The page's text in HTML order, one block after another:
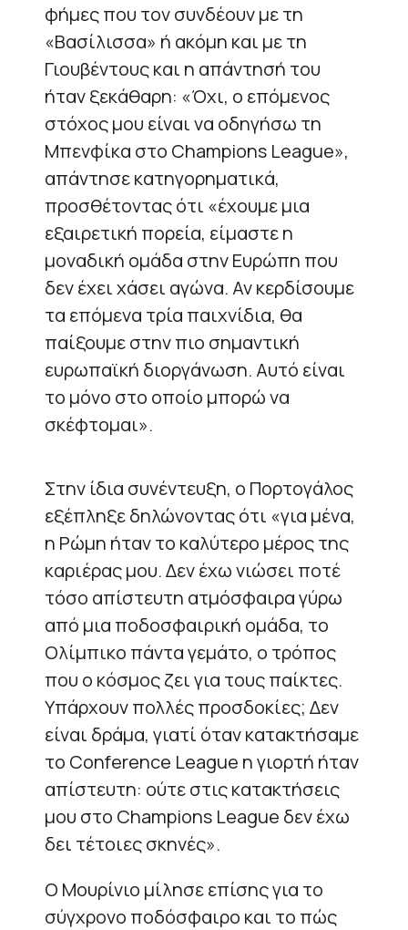
φήμες που τον συνδέουν με τη
«Βασίλισσα» ή ακόμη και με τη
Γιουβέντους και η απάντησή του
ήταν ξεκάθαρη: «Όχι, ο επόμενος
στόχος μου είναι να οδηγήσω τη
Μπενφίκα στο Champions League»,
απάντησε κατηγορηματικά,
προσθέτοντας ότι «έχουμε μια
εξαιρετική πορεία, είμαστε η
μοναδική ομάδα στην Ευρώπη που
δεν έχει χάσει αγώνα. Αν κερδίσουμε
τα επόμενα τρία παιχνίδια, θα
παίξουμε στην πιο σημαντική
ευρωπαϊκή διοργάνωση. Αυτό είναι
το μόνο στο οποίο μπορώ να
σκέφτομαι».
Στην ίδια συνέντευξη, ο Πορτογάλος
εξέπληξε δηλώνοντας ότι «για μένα,
η Ρώμη ήταν το καλύτερο μέρος της
καριέρας μου. Δεν έχω νιώσει ποτέ
τόσο απίστευτη ατμόσφαιρα γύρω
από μια ποδοσφαιρική ομάδα, το
Ολίμπικο πάντα γεμάτο, ο τρόπος
που ο κόσμος ζει για τους παίκτες.
Υπάρχουν πολλές προσδοκίες; Δεν
είναι δράμα, γιατί όταν κατακτήσαμε
το Conference League η γιορτή ήταν
απίστευτη: ούτε στις κατακτήσεις
μου στο Champions League δεν έχω
δει τέτοιες σκηνές».
Ο Μουρίνιο μίλησε επίσης για το
σύγχρονο ποδόσφαιρο και το πώς